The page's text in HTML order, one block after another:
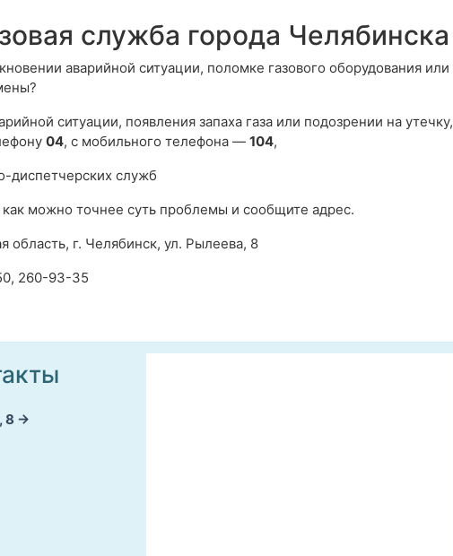
служба города Челябинска
аварийной ситуации, поломке газового оборудования или
ситуации, появления запаха газа или подозрении на утечку,
04, с мобильного телефона — 104,
диспетчерских служб
можно точнее суть проблемы и сообщите адрес.
область, г. Челябинск, ул. Рылеева, 8
260-93-35
8